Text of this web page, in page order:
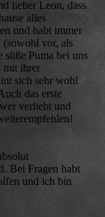
lieber Leon, dass
alles
und habt immer
(sowohl vor, als
süße Puma bei uns
mit ihrer
sich sehr wohl
das erste
verliebt und
Bei Fragen habt
und ich bin